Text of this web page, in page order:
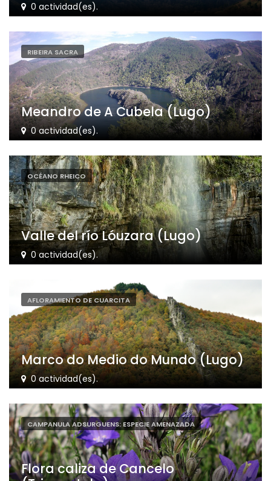
0 actividad(es).
RIBEIRA SACRA
Meandro de A Cubela (Lugo)
0 actividad(es).
OCÉANO RHEICO
Valle del río Lóuzara (Lugo)
0 actividad(es).
AFLORAMIENTO DE CUARCITA
Marco do Medio do Mundo (Lugo)
0 actividad(es).
CAMPANULA ADSURGUENS: ESPECIE AMENAZADA
Flora caliza de Cancelo